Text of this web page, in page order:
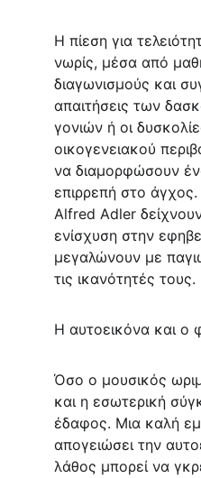
Η πίεση για
νωρίς, μέσα από
διαγωνισμούς και
απαιτήσεις των
γονιών ή οι
οικογενειακού
να διαμορφώσουν
επιρρεπή στο άγχος.
Alfred Adler
ενίσχυση στην
μεγαλώνουν με
τις ικανότητές τους.
Η αυτοεικόνα και ο
Όσο ο μουσικός
και η εσωτερική
έδαφος. Μια καλή
απογειώσει την
λάθος μπορεί να